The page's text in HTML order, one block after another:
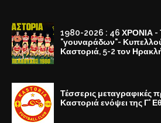
1980-2026 : 46 ΧΡΟΝΙΑ -
"γουναράδων"-
Καστοριά, 5-2 τον
Τέσσερις μεταγραφικές
Καστοριά ενόψει της Γ'